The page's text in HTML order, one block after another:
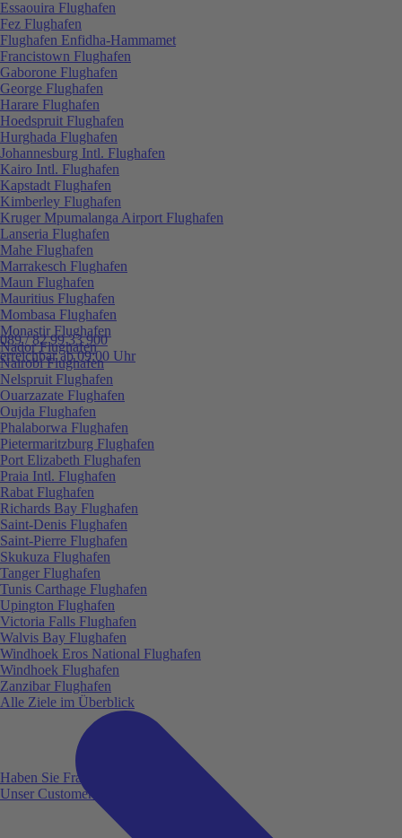
089 / 82 99 33 900
erreichbar ab 09:00 Uhr
Haben Sie Fragen?
Unser Customer Service ist für Sie da!
Essaouira Flughafen
Fez Flughafen
Flughafen Enfidha-Hammamet
Francistown Flughafen
Gaborone Flughafen
George Flughafen
Harare Flughafen
Hoedspruit Flughafen
Hurghada Flughafen
Johannesburg Intl. Flughafen
Kairo Intl. Flughafen
Kapstadt Flughafen
Kimberley Flughafen
Kruger Mpumalanga Airport Flughafen
Lanseria Flughafen
Mahe Flughafen
Marrakesch Flughafen
Maun Flughafen
Mauritius Flughafen
Mombasa Flughafen
Monastir Flughafen
Nador Flughafen
Nairobi Flughafen
Nelspruit Flughafen
Ouarzazate Flughafen
Oujda Flughafen
Phalaborwa Flughafen
Pietermaritzburg Flughafen
Port Elizabeth Flughafen
Praia Intl. Flughafen
Rabat Flughafen
Richards Bay Flughafen
Saint-Denis Flughafen
Saint-Pierre Flughafen
Skukuza Flughafen
Tanger Flughafen
Tunis Carthage Flughafen
Upington Flughafen
Victoria Falls Flughafen
Walvis Bay Flughafen
Windhoek Eros National Flughafen
Windhoek Flughafen
Zanzibar Flughafen
Alle Ziele im Überblick